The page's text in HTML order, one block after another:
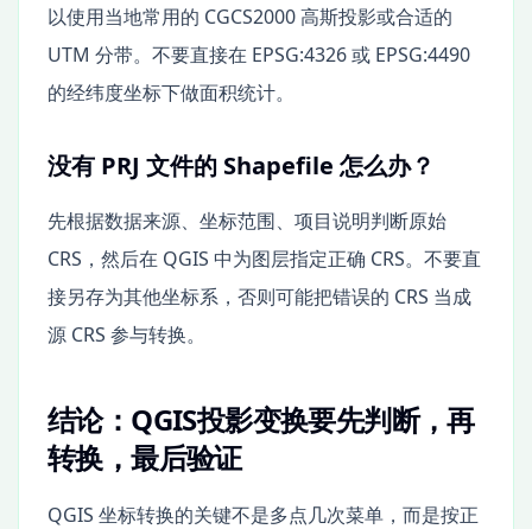
以使用当地常用的 CGCS2000 高斯投影或合适的
UTM 分带。不要直接在 EPSG:4326 或 EPSG:4490
的经纬度坐标下做面积统计。
没有 PRJ 文件的 Shapefile 怎么办？
先根据数据来源、坐标范围、项目说明判断原始
CRS，然后在 QGIS 中为图层指定正确 CRS。不要直
接另存为其他坐标系，否则可能把错误的 CRS 当成
源 CRS 参与转换。
结论：QGIS投影变换要先判断，再
转换，最后验证
QGIS 坐标转换的关键不是多点几次菜单，而是按正